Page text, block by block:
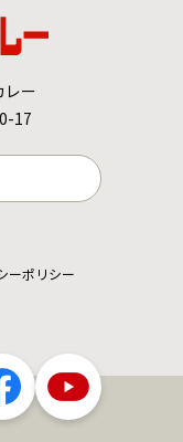
レー
17
ーポリシー